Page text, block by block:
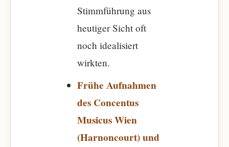
Stimmführung aus
heutiger Sicht oft
noch idealisiert
wirkten.
Frühe Aufnahmen
des Concentus
Musicus Wien
(Harnoncourt) und